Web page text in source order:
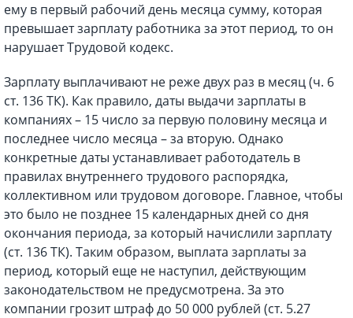
ему в первый рабочий день месяца сумму, которая
превышает зарплату работника за этот период, то он
нарушает Трудовой кодекс.
Зарплату выплачивают не реже двух раз в месяц (ч. 6
ст. 136 ТК). Как правило, даты выдачи зарплаты в
компаниях – 15 число за первую половину месяца и
последнее число месяца – за вторую. Однако
конкретные даты устанавливает работодатель в
правилах внутреннего трудового распорядка,
коллективном или трудовом договоре. Главное, чтобы
это было не позднее 15 календарных дней со дня
окончания периода, за который начислили зарплату
(ст. 136 ТК). Таким образом, выплата зарплаты за
период, который еще не наступил, действующим
законодательством не предусмотрена. За это
компании грозит штраф до 50 000 рублей (ст. 5.27